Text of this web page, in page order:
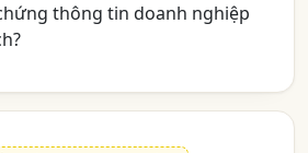
thông tin doanh nghiệp